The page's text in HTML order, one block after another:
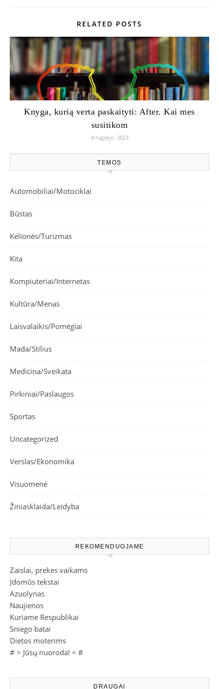
RELATED POSTS
Knyga, kurią verta paskaityti: After. Kai mes
susitikom
4 rugsėjo, 2023
TEMOS
Automobiliai/Motociklai
Būstas
Kelionės/Turizmas
Kita
Kompiuteriai/Internetas
Kultūra/Menas
Laisvalaikis/Pomėgiai
Mada/Stilius
Medicina/Sveikata
Pirkiniai/Paslaugos
Sportas
Uncategorized
Verslas/Ekonomika
Visuomenė
Žiniasklaida/Leidyba
REKOMENDUOJAME
Zaislai, prekes vaikams
Įdomūs tekstai
Azuolynas
Naujienos
Kuriame Respublikai
Sniego batai
Dietos moterims
# > Jūsų nuoroda! < #
DRAUGAI